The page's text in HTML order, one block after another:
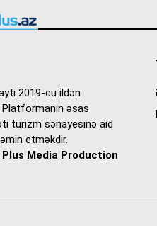
2019-cu ildən
əsas
turizm sənayesinə aid
etməkdir.
Plus Media Production